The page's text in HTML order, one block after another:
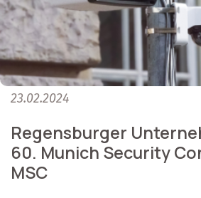
23.02.2024
Regensburger
60. Munich Security
MSC